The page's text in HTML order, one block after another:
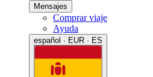
Mensajes
Comprar viaje
Ayuda
español · EUR · ES